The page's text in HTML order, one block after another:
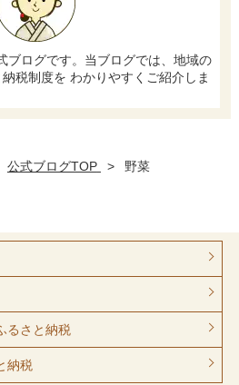
ブログです。当ブログでは、地域の
税制度を わかりやすくご紹介しま
公式ブログTOP > 野菜
るさと納税
納税